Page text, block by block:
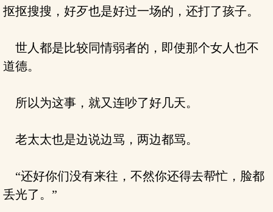
抠抠搜搜，好歹也是好过一场的，还打了孩子。
世人都是比较同情弱者的，即使那个女人也不
道德。
所以为这事，就又连吵了好几天。
老太太也是边说边骂，两边都骂。
“还好你们没有来往，不然你还得去帮忙，脸都
丢光了。”